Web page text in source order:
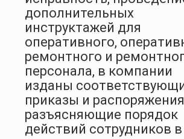
дополнительных
инструктажей для
оперативного,
ремонтного и
персонала, в компании
изданы
приказы и
разъясняющие порядок
действий сотрудников в